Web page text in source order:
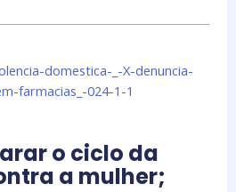
o ciclo da
a mulher;